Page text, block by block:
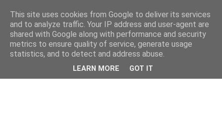
This site uses cookies from Google to deliver its services
and to analyze traffic. Your IP address and user-agent are
shared with Google along with performance and security
metrics to ensure quality of service, generate usage
statistics, and to detect and address abuse.
LEARN MORE GOT IT